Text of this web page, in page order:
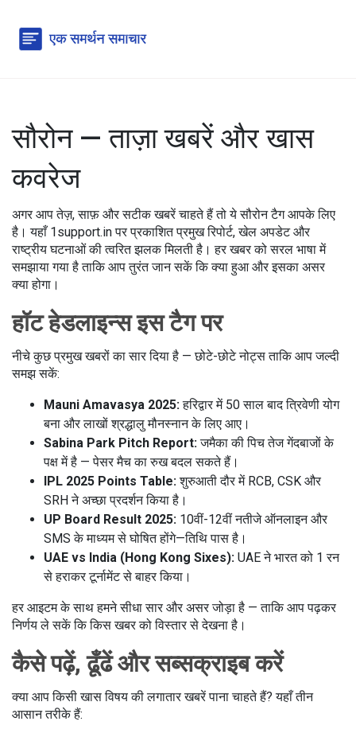
सौरोन — ताज़ा खबरें और खास
कवरेज
अगर आप तेज़, साफ़ और सटीक खबरें चाहते हैं तो ये सौरोन टैग आपके लिए
है। यहाँ 1support.in पर प्रकाशित प्रमुख रिपोर्ट, खेल अपडेट और
राष्ट्रीय घटनाओं की त्वरित झलक मिलती है। हर खबर को सरल भाषा में
समझाया गया है ताकि आप तुरंत जान सकें कि क्या हुआ और इसका असर
क्या होगा।
हॉट हेडलाइन्स इस टैग पर
नीचे कुछ प्रमुख खबरों का सार दिया है — छोटे-छोटे नोट्स ताकि आप जल्दी
समझ सकें:
Mauni Amavasya 2025:हरिद्वार में 50 साल बाद त्रिवेणी योग
बना और लाखों श्रद्धालु मौनस्नान के लिए आए।
Sabina Park Pitch Report:जमैका की पिच तेज गेंदबाजों के
पक्ष में है — पेसर मैच का रुख बदल सकते हैं।
IPL 2025 Points Table:शुरुआती दौर में RCB, CSK और
SRH ने अच्छा प्रदर्शन किया है।
UP Board Result 2025: 10वीं-12वीं नतीजे ऑनलाइन और
SMS के माध्यम से घोषित होंगे—तिथि पास है।
UAE vs India (Hong Kong Sixes): UAE ने भारत को 1 रन
से हराकर टूर्नामेंट से बाहर किया।
हर आइटम के साथ हमने सीधा सार और असर जोड़ा है — ताकि आप पढ़कर
निर्णय ले सकें कि किस खबर को विस्तार से देखना है।
कैसे पढ़ें, ढूँढें और सब्सक्राइब करें
क्या आप किसी खास विषय की लगातार खबरें पाना चाहते हैं? यहाँ तीन
आसान तरीके हैं: